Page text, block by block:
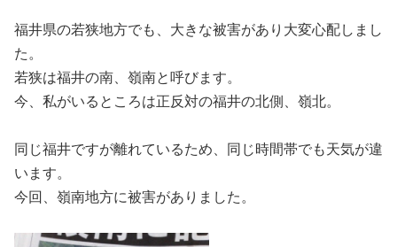
福井県の若狭地方でも、大きな被害があり大変心配しまし
た。
若狭は福井の南、嶺南と呼びます。
今、私がいるところは正反対の福井の北側、嶺北。
同じ福井ですが離れているため、同じ時間帯でも天気が違
います。
今回、嶺南地方に被害がありました。